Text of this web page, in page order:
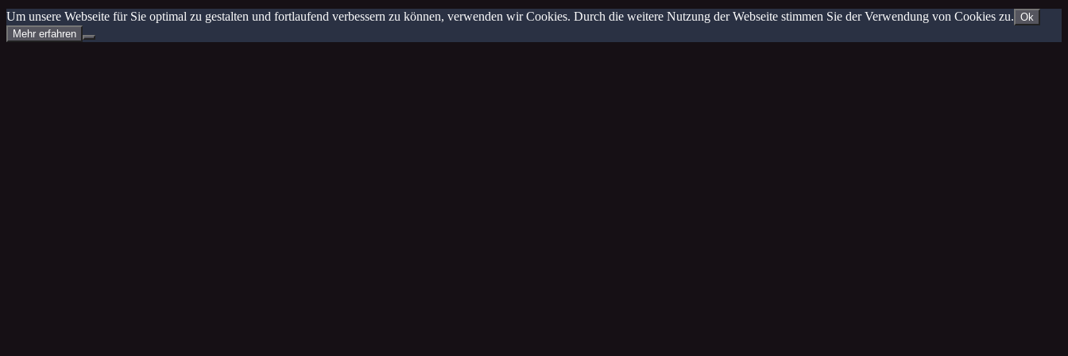
Um unsere Webseite für Sie optimal zu gestalten und fortlaufend verbessern zu können, verwenden wir Cookies. Durch die weitere Nutzung der Webseite stimmen Sie der Verwendung von Cookies zu. Ok
Mehr erfahren